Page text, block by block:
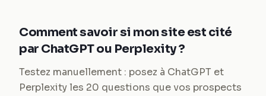
Comment savoir si mon site est cité
par ChatGPT ou Perplexity ?
Testez manuellement : posez à ChatGPT et
Perplexity les 20 questions que vos prospects